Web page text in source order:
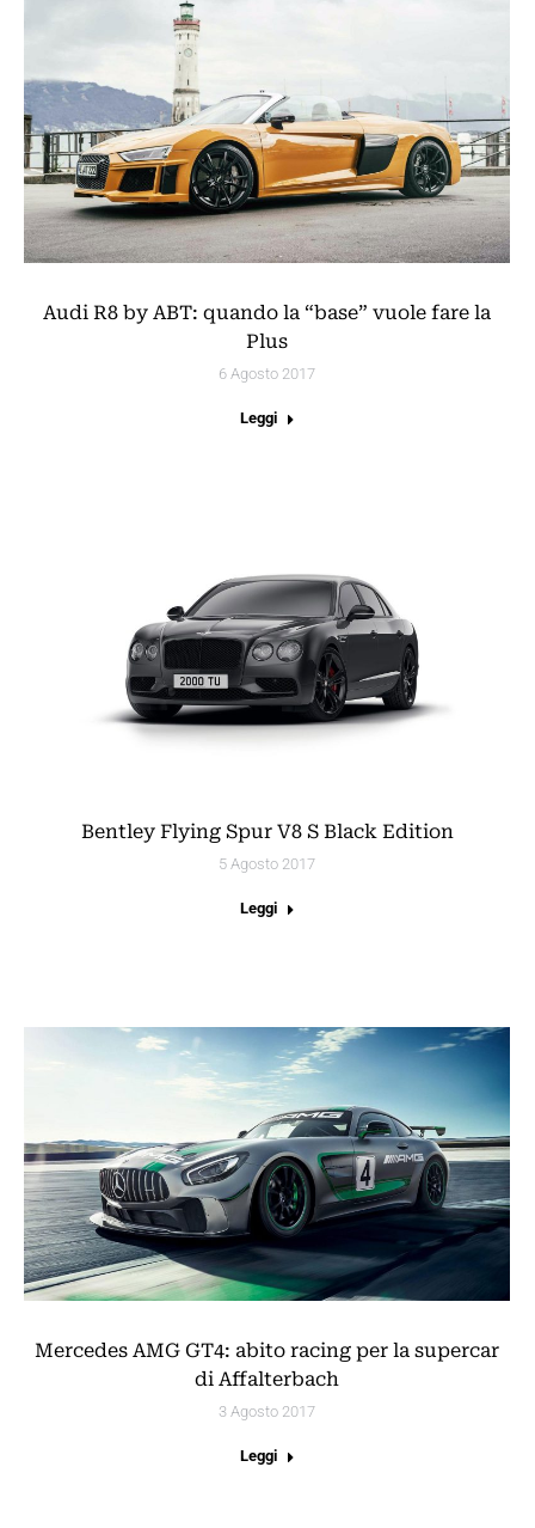
Audi R8 by ABT: quando la “base” vuole fare la
Plus
6 Agosto 2017
Leggi
Bentley Flying Spur V8 S Black Edition
5 Agosto 2017
Leggi
Mercedes AMG GT4: abito racing per la supercar
di Affalterbach
3 Agosto 2017
Leggi